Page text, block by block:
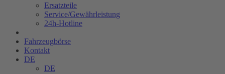
Ersatzteile
Service/Gewährleistung
24h-Hotline
Fahrzeugbörse
Kontakt
DE
DE